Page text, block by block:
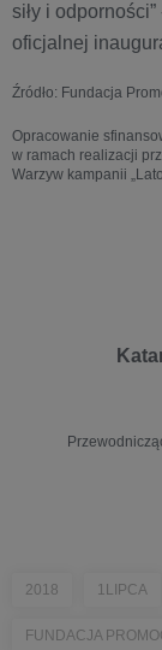
siły i
oficjalnej
Źródło: Fundacja
Opracowanie
w ramach realizacji
Warzyw kampanii
2018 1LIPCA
FUNDACJA